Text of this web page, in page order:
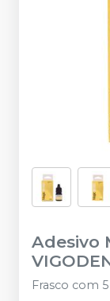
Adesivo
Frasco com